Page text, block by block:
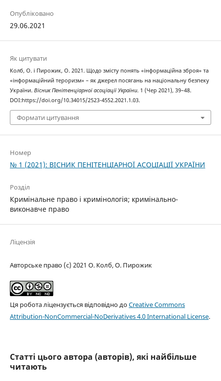
Опубліковано
29.06.2021
Як цитувати
Колб, О. і Пирожик, О. 2021. Щодо змісту понять «інформаційна зброя» та
«інформаційний тероризм» – як джерел посягань на національну безпеку
України. Вісник Пенітенціарної асоціації України. 1 (Чер 2021), 39–48.
DOI:https://doi.org/10.34015/2523-4552.2021.1.03.
Формати цитування
Номер
№ 1 (2021): ВІСНИК ПЕНІТЕНЦІАРНОЇ АСОЦІАЦІЇ УКРАЇНИ
Розділ
Кримінальне право і кримінологія; кримінально-
виконавче право
Ліцензія
Авторське право (c) 2021 О. Колб, О. Пирожик
Ця робота ліцензується відповідно доCreative Commons
Attribution-NonCommercial-NoDerivatives 4.0 International License.
Статті цього автора (авторів), які найбільше
читають